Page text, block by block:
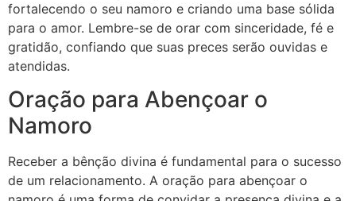
fortalecendo o seu namoro e criando uma base sólida
para o amor. Lembre-se de orar com sinceridade, fé e
gratidão, confiando que suas preces serão ouvidas e
atendidas.
Oração para Abençoar o
Namoro
Receber a bênção divina é fundamental para o sucesso
de um relacionamento. A oração para abençoar o